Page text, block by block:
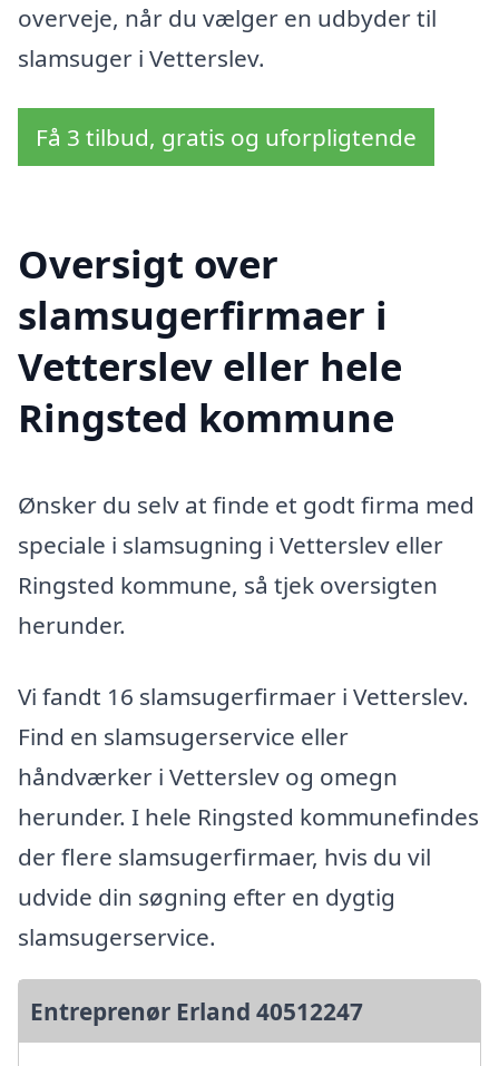
overveje, når du vælger en udbyder til
slamsuger i Vetterslev.
Få 3 tilbud, gratis og uforpligtende
Oversigt over
slamsugerfirmaer i
Vetterslev eller hele
Ringsted kommune
Ønsker du selv at finde et godt firma med
speciale i slamsugning i Vetterslev eller
Ringsted kommune, så tjek oversigten
herunder.
Vi fandt 16 slamsugerfirmaer i Vetterslev.
Find en slamsugerservice eller
håndværker i Vetterslev og omegn
herunder. I hele Ringsted kommunefindes
der flere slamsugerfirmaer, hvis du vil
udvide din søgning efter en dygtig
slamsugerservice.
Entreprenør Erland 40512247